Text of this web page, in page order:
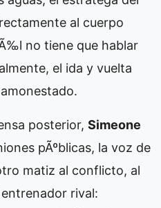
al cuerpo
no tiene que hablar
el ida y vuelta
posterior, Simeone
pÃºblicas, la voz de
matiz al conflicto, al
rival: